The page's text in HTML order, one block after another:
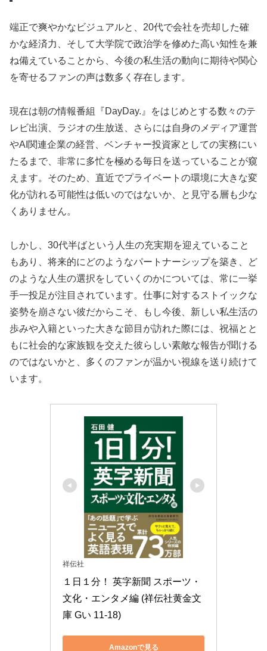
端正で爽やかなビジュアルと、20代で会社を売却した確
かな経済力、そして大学院で政治学を修めた高い知性を兼
ね備えていることから、今後の私生活の動向に期待や関心
を寄せるファンの声は数多く存在します。
現在は朝の情報番組『DayDay.』をはじめとする数々のテ
レビ出演、ラジオの生放送、さらには自身のメディア運営
やAI関連企業の経営、ベンチャー投資家としての実務にい
たるまで、非常に多忙を極める毎日を送っていることが窺
えます。そのため、直近でプライベートの環境に大きな変
化が訪れる可能性は低いのではないか、と見守る層も少な
くありません。
しかし、30代半ばという人生の充実期を迎えていること
もあり、将来的にどのようなパートナーシップを築き、ど
のような人生の選択をしていくのかについては、常に一挙
手一投足が注目されています。仕事に対するストイックな
姿勢を崩さない彼だからこそ、もし今後、新しい私生活の
歩みや入籍といった大きな節目が訪れた際には、祝福とと
もに社会的な家族観を交えた彼らしい素敵な報告が聞ける
のではないかと、多くのファンが温かい視線を送り続けて
います。
祥伝社
１日１分！ 英字新聞 スポーツ・
文化・エンタメ編 (祥伝社黄金文
庫 Gい 11-18)
Amazonで見る